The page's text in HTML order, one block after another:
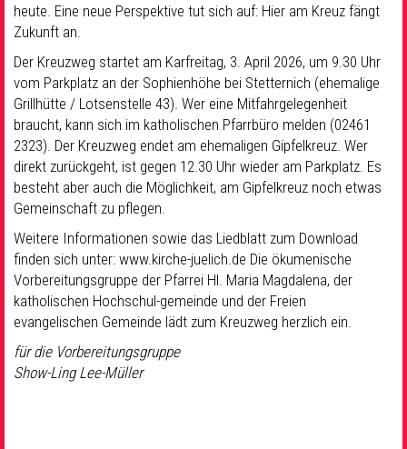
heute. Eine neue Perspektive tut sich auf: Hier am Kreuz fängt
Zukunft an.
Der Kreuzweg startet am Karfreitag, 3. April 2026, um 9.30 Uhr
vom Parkplatz an der Sophienhöhe bei Stetternich (ehemalige
Grillhütte / Lotsenstelle 43). Wer eine Mitfahrgelegenheit
braucht, kann sich im katholischen Pfarrbüro melden (02461
2323). Der Kreuzweg endet am ehemaligen Gipfelkreuz. Wer
direkt zurückgeht, ist gegen 12.30 Uhr wieder am Parkplatz. Es
besteht aber auch die Möglichkeit, am Gipfelkreuz noch etwas
Gemeinschaft zu pflegen.
Weitere Informationen sowie das Liedblatt zum Download
finden sich unter: www.kirche-juelich.de Die ökumenische
Vorbereitungsgruppe der Pfarrei Hl. Maria Magdalena, der
katholischen Hochschul-gemeinde und der Freien
evangelischen Gemeinde lädt zum Kreuzweg herzlich ein.
für die Vorbereitungsgruppe
Show-Ling Lee-Müller